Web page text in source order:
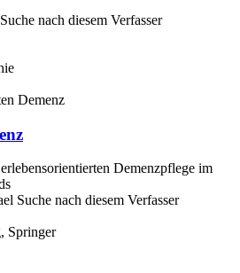
Suche nach diesem Verfasser
Demenzpflege im
Suche nach diesem Verfasser
Springer